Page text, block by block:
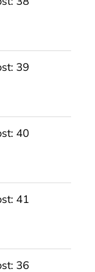
39
40
41
36